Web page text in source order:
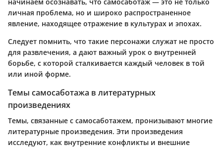
личная проблема, но и широко распространенное
явление, находящее отражение в культурах и эпохах.
Следует помнить, что такие персонажи служат не просто
для развлечения, а дают важный урок о внутренней
борьбе, с которой сталкивается каждый человек в той
или иной форме.
Темы самосаботажа в литературных
произведениях
Темы, связанные с самосаботажем, пронизывают многие
литературные произведения. Эти произведения
исследуют, как внутренние конфликты и внешние